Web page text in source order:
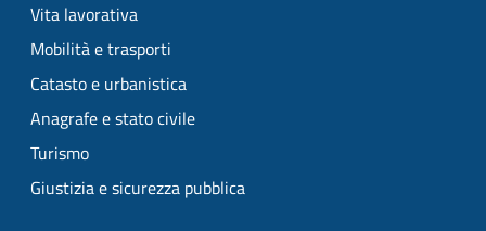
Vita lavorativa
Mobilità e trasporti
Catasto e urbanistica
Anagrafe e stato civile
Turismo
Giustizia e sicurezza pubblica